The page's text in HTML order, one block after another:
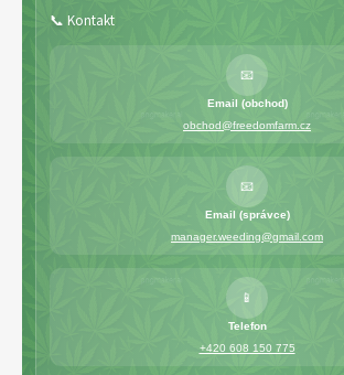
📞 Kontakt
📧
Email (obchod)
obchod@freedomfarm.cz
📧
Email (správce)
manager.weeding@gmail.com
📱
Telefon
+420 608 150 775